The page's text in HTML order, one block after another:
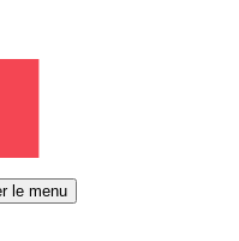
le menu